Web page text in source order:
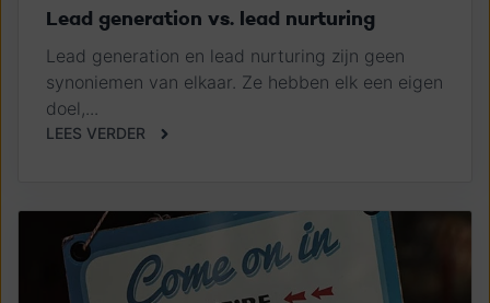
Lead generation vs. lead nurturing
Lead generation en lead nurturing zijn geen
synoniemen van elkaar. Ze hebben elk een eigen
doel,...
LEES VERDER